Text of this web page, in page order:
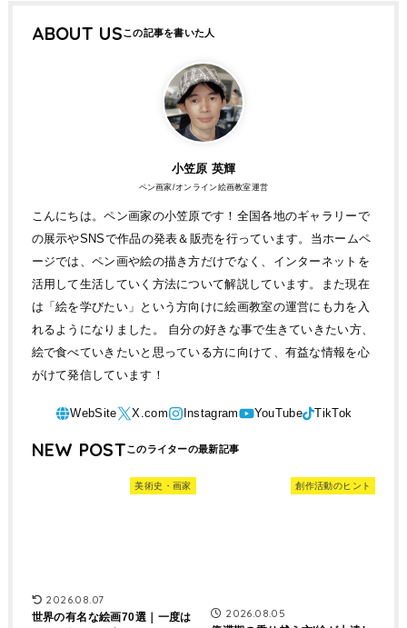
ABOUT US
小笠原 英輝
ペン画家/オンライン絵画教室運営
こんにちは。ペン画家の小笠原です！全国各地のギャラリーで
の展示やSNSで作品の発表＆販売を行っています。当ホームペ
ージでは、ペン画や絵の描き方だけでなく、インターネットを
活用して生活していく方法について解説しています。また現在
は「絵を学びたい」という方向けに絵画教室の運営にも力を入
れるようになりました。 自分の好きな事で生きていきたい方、
絵で食べていきたいと思っている方に向けて、有益な情報を心
がけて発信しています！
NEW POST
美術史・画家
2026.08.07
世界の有名な絵画70選｜一度は
創作活動のヒント
2026.08.05